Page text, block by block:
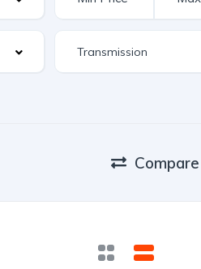
Compare